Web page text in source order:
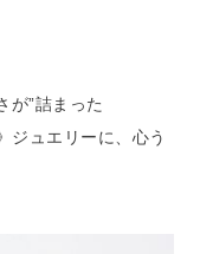
が”詰まった
ジュエリーに、心う